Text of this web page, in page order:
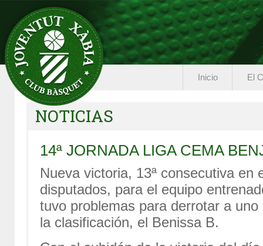
Inicio El
NOTICIAS
14ª JORNADA LIGA CEMA
Nueva victoria, 13ª consecutiva en
disputados, para el equipo
tuvo problemas para derrotar a
la clasificación, el Benissa B.